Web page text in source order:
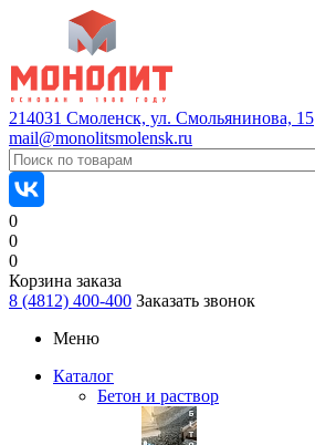
214031 Смоленск, ул. Смольянинова, 15
mail@monolitsmolensk.ru
0
0
0
Корзина заказа
8 (4812) 400-400 Заказать звонок
Меню
Каталог
Бетон и раствор